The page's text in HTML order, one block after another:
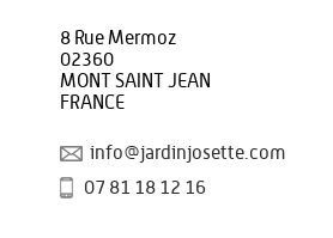
8 Rue Mermoz
02360
MONT SAINT JEAN
FRANCE
info@jardinjosette.com
07 81 18 12 16